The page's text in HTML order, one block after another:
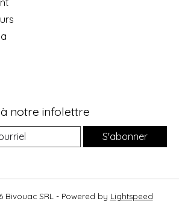
notre infolettre
S'abonner
Bivouac SRL - Powered by Lightspeed